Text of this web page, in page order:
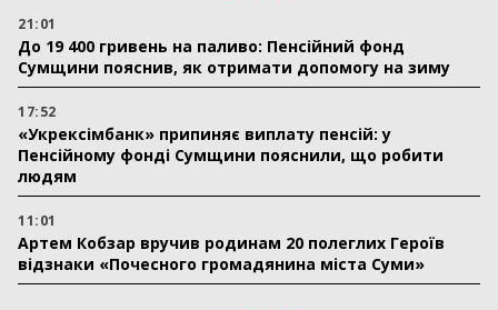
21:01
До 19 400 гривень на паливо: Пенсійний фонд
Сумщини пояснив, як отримати допомогу на зиму
17:52
«Укрексімбанк» припиняє виплату пенсій: у
Пенсійному фонді Сумщини пояснили, що робити
людям
11:01
Артем Кобзар вручив родинам 20 полеглих Героїв
відзнаки «Почесного громадянина міста Суми»